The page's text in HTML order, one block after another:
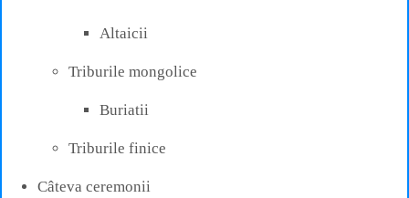
Altaicii
Triburile mongolice
Buriatii
Triburile finice
Câteva ceremonii